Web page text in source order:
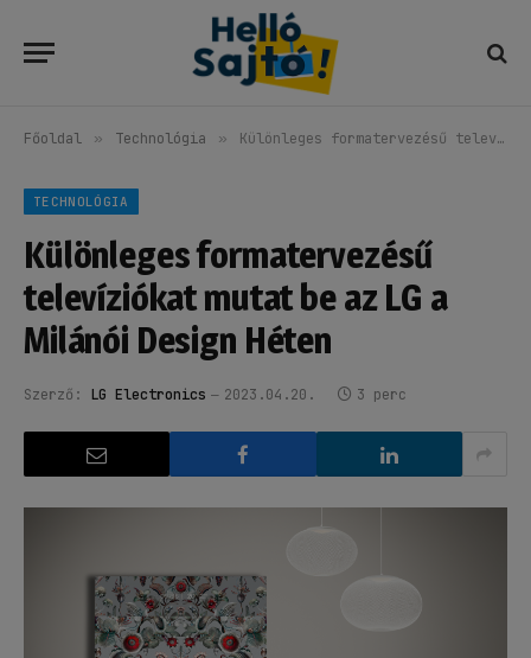
Főoldal » Technológia » Különleges formatervezésű televíziókat mutat be az LG a Milánói Design Héten
TECHNOLÓGIA
Különleges formatervezésű
televíziókat mutat be az LG a
Milánói Design Héten
Szerző: LG Electronics 2023.04.20. 3 perc